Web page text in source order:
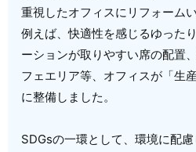
重視したオフィスにリフォーム
例えば、快適性を感じるゆった
ーションが取りやすい席の配置
フェエリア等、オフィスが「生
に整備しました。
SDGsの一環として、環境に配